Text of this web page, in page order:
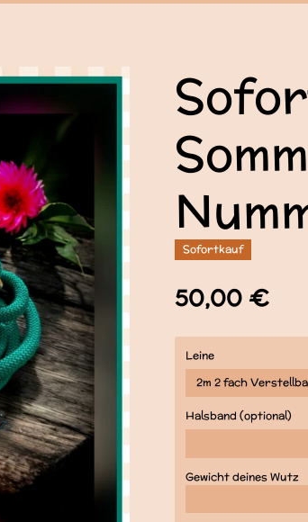
Sofortkauf
50,00 €
Leine
Halsband (optional)
Gewicht deines Wutz